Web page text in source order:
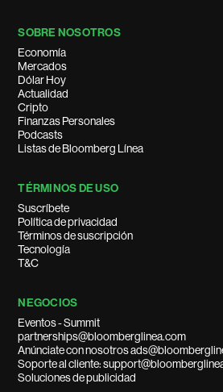
SOBRE NOSOTROS
Economía
Mercados
Dólar Hoy
Actualidad
Cripto
Finanzas Personales
Podcasts
Listas de Bloomberg Línea
TÉRMINOS DE USO
Suscríbete
Política de privacidad
Términos de suscripción
Tecnología
T&C
NEGOCIOS
Eventos - Summit
partnerships@bloomberglinea.com
Anúnciate con nosotros
Soporte al cliente:
Soluciones de publicidad